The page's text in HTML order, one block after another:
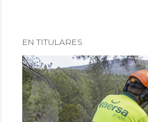
EN TITULARES